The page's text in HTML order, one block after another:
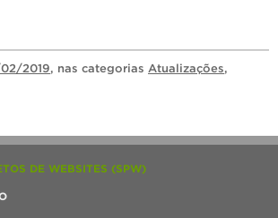
2019, nas categorias Atualizações,
DE WEBSITES (SPW)